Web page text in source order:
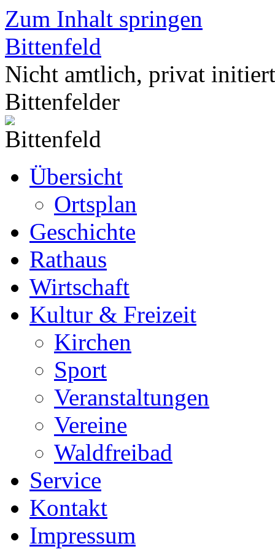
Zum Inhalt springen
Bittenfeld
Nicht amtlich, privat
Bittenfelder
Übersicht
Ortsplan
Geschichte
Rathaus
Wirtschaft
Kultur & Freizeit
Kirchen
Sport
Veranstaltungen
Vereine
Waldfreibad
Service
Kontakt
Impressum